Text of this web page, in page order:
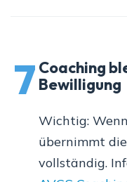
7 Coaching
Bewilligung
Wichtig:
übernimmt
vollständig.